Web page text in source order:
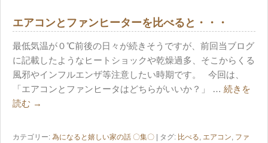
エアコンとファンヒーターを比べると・・・
最低気温が０℃前後の日々が続きそうですが、前回当ブログ
に記載したようなヒートショックや乾燥過多、そこからくる
風邪やインフルエンザ等注意したい時期です。 今回は、
「エアコンとファンヒータはどちらがいいか？」 … 続きを
読む →
カテゴリー: 為になると嬉しい家の話 〇集〇 | タグ: 比べる, エアコン, ファ